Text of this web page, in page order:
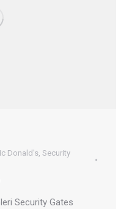
Donald's, Security
Security Gates